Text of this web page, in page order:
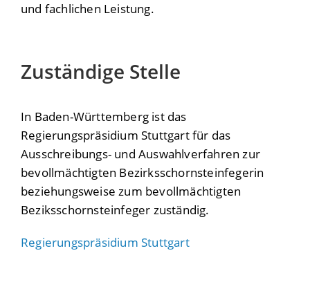
und fachlichen Leistung.
Zuständige Stelle
In Baden-Württemberg ist das
Regierungspräsidium Stuttgart für das
Ausschreibungs- und Auswahlverfahren zur
bevollmächtigten Bezirksschornsteinfegerin
beziehungsweise zum bevollmächtigten
Beziksschornsteinfeger zuständig.
Regierungspräsidium Stuttgart